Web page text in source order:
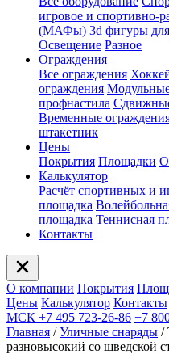
игровое и спортивно-
(МАФы) 3d фигуры
Освещение Разное
Ограждения
Все ограждения
ограждения
профнастила
Временные
штакетник
Цены
Покрытия Площадки
Калькулятор
Расчёт спортивных и
площадка
площадка Теннисная
Контакты
О компании Покрытия
Цены Калькулятор Контакты
МСК +7 495 723-26-86 +7
Главная / Уличные снаряды /
разновысокий со шведской